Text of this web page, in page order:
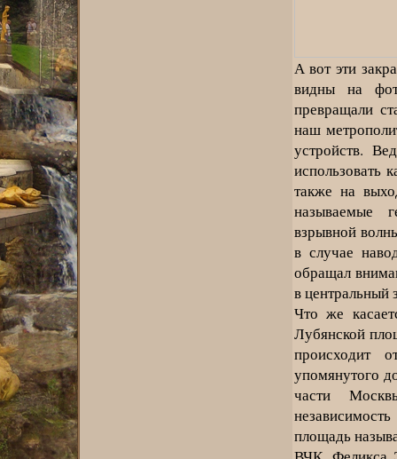
А вот эти
видны на
превращали
наш
устройств.
использовать
также на
называемые
взрывной
в случае
обращал
в центральный
Что же
Лубянской
происходит
упомянутого
части
площадь